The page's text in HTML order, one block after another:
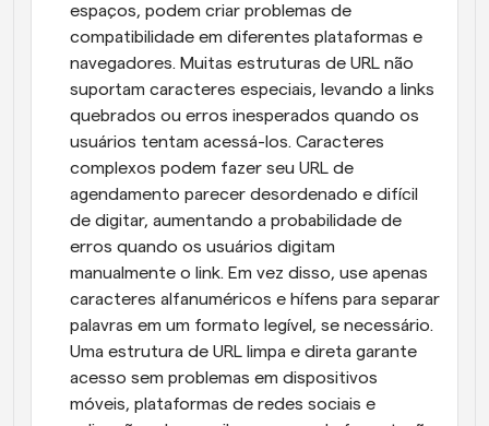
espaços, podem criar problemas de
compatibilidade em diferentes plataformas e
navegadores. Muitas estruturas de URL não
suportam caracteres especiais, levando a links
quebrados ou erros inesperados quando os
usuários tentam acessá-los. Caracteres
complexos podem fazer seu URL de
agendamento parecer desordenado e difícil
de digitar, aumentando a probabilidade de
erros quando os usuários digitam
manualmente o link. Em vez disso, use apenas
caracteres alfanuméricos e hífens para separar
palavras em um formato legível, se necessário.
Uma estrutura de URL limpa e direta garante
acesso sem problemas em dispositivos
móveis, plataformas de redes sociais e